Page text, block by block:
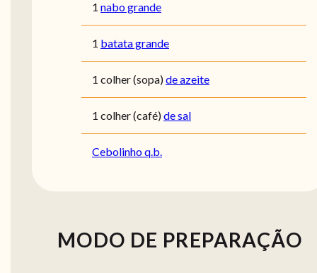
1 nabo grande
1 batata grande
1 colher (sopa)de azeite
1 colher (café)de sal
Cebolinho q.b.
MODO DE PREPARAÇÃO